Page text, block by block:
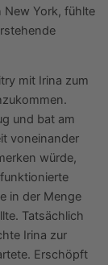
New York, fühlte
mit Irina zum
und bat am
voneinander
würde,
in der Menge
Tatsächlich
Irina zur
Erschöpft